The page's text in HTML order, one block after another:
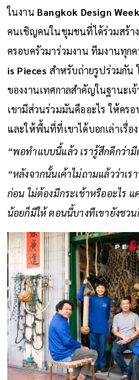
ในงาน Bangkok Design Week
คนเชิญคนในชุมชนที่ได้ร่วมสร้า
ครอบครัวมาร่วมงาน ทีมงานทุก
is Pieces สำหรับถ่ายรูปร่วมกัน
ของงานเทศกาลสำคัญในฐานะเ
เขามีส่วนร่วมมันคืออะไร ให้คร
และให้พื้นที่ที่เขาได้บอกเล่าเรื่อง
“พอทำแบบนี้แล้ว เรารู้สึกดีกว่ามี
“หลังจากนั้นเค้าไม่ถามแล้วว่าเ
ก่อน ไม่ต้องมีกระเช้าหรืออะไร
น้อยก็มีให้ ตอนนี้บางทีเขายังชว